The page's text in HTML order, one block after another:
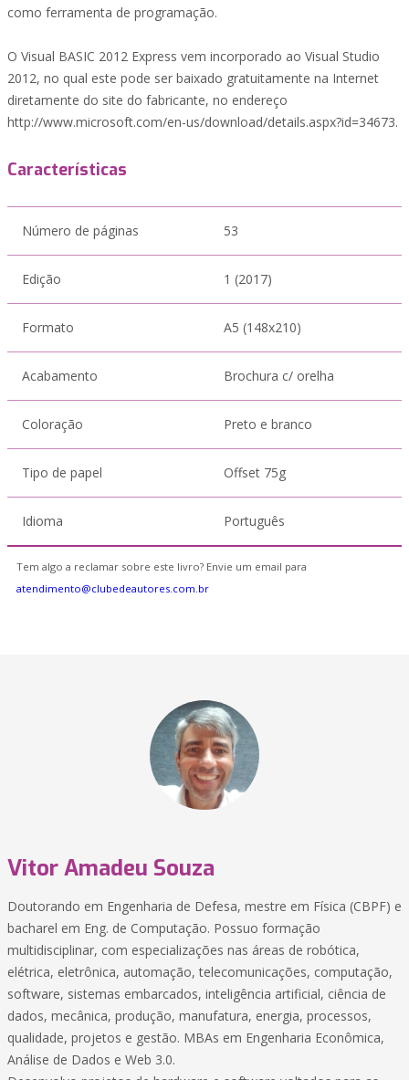
como ferramenta de programação.
O Visual BASIC 2012 Express vem incorporado ao Visual Studio
2012, no qual este pode ser baixado gratuitamente na Internet
diretamente do site do fabricante, no endereço
http://www.microsoft.com/en-us/download/details.aspx?id=34673.
Características
Número de páginas 53
Edição 1 (2017)
Formato A5 (148x210)
Acabamento Brochura c/ orelha
Coloração Preto e branco
Tipo de papel Offset 75g
Idioma Português
Tem algo a reclamar sobre este livro? Envie um email para
atendimento@clubedeautores.com.br
Vitor Amadeu Souza
Doutorando em Engenharia de Defesa, mestre em Física (CBPF) e
bacharel em Eng. de Computação. Possuo formação
multidisciplinar, com especializações nas áreas de robótica,
elétrica, eletrônica, automação, telecomunicações, computação,
software, sistemas embarcados, inteligência artificial, ciência de
dados, mecânica, produção, manufatura, energia, processos,
qualidade, projetos e gestão. MBAs em Engenharia Econômica,
Análise de Dados e Web 3.0.